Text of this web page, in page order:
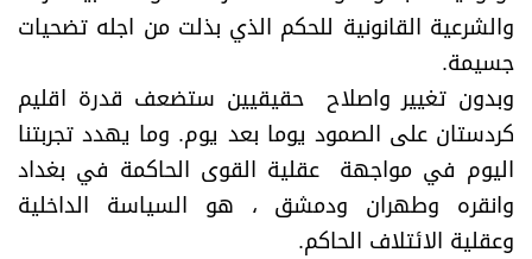
والشرعية القانونية للحكم الذي بذلت من اجله تضحيات
جسيمة.
وبدون تغيير واصلاح حقيقيين ستضعف قدرة اقليم
كردستان على الصمود يوما بعد يوم. وما يهدد تجربتنا
اليوم في مواجهة عقلية القوى الحاكمة في بغداد
وانقره وطهران ودمشق ، هو السياسة الداخلية
وعقلية الائتلاف الحاكم.